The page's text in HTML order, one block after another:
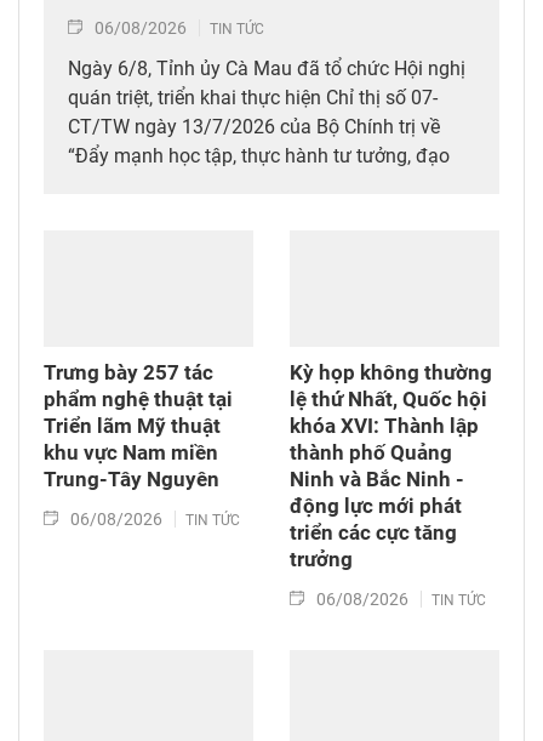
06/08/2026 TIN TỨC
Ngày 6/8, Tỉnh ủy Cà Mau đã tổ chức Hội nghị
quán triệt, triển khai thực hiện Chỉ thị số 07-
CT/TW ngày 13/7/2026 của Bộ Chính trị về
“Đẩy mạnh học tập, thực hành tư tưởng, đạo
Trưng bày 257 tác
phẩm nghệ thuật tại
Triển lãm Mỹ thuật
khu vực Nam miền
Trung-Tây Nguyên
06/08/2026 TIN TỨC
Kỳ họp không thường
lệ thứ Nhất, Quốc hội
khóa XVI: Thành lập
thành phố Quảng
Ninh và Bắc Ninh -
động lực mới phát
triển các cực tăng
trưởng
06/08/2026 TIN TỨC